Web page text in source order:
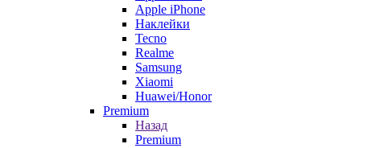
Apple iPhone
Наклейки
Tecno
Realme
Samsung
Xiaomi
Huawei/Honor
Premium
Назад
Premium